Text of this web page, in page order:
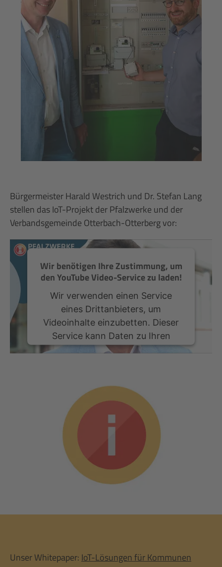
Bürgermeister Harald Westrich und Dr. Stefan Lang
stellen das IoT-Projekt der Pfalzwerke und der
Verbandsgemeinde Otterbach-Otterberg vor:
Wir benötigen Ihre Zustimmung, um
den YouTube Video-Service zu laden!
Wir verwenden einen Service
eines Drittanbieters, um
Videoinhalte einzubetten. Dieser
Service kann Daten zu Ihren
Aktivitäten sammeln. Bitte lesen
um dieses Video anzusehen.
Mehr Informationen
powered by
Usercentrics Consent
Management Platform
Unser Whitepaper: IoT-Lösungen für Kommunen